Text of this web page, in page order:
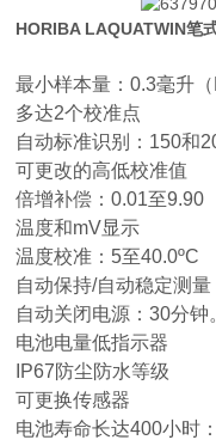
HORIBA LAQUATWIN笔
最小样本量：0.3毫升
多达2个校准点
自动标准识别：150和
可更改的高低校准值
倍增补偿：0.01至9.90
温度和mV显示
温度校准：5至40.0ºC
自动保持/自动稳定测量
自动关闭电源：30分钟
电池电量低指示器
IP67防尘防水等级
可更换传感器
电池寿命长达400小时